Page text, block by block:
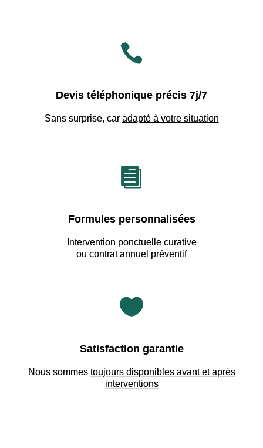

Devis téléphonique précis 7j/7
Sans surprise, car adapté à votre situation

Formules personnalisées
Intervention ponctuelle curative
ou contrat annuel préventif

Satisfaction garantie
Nous sommes toujours disponibles avant et après
interventions